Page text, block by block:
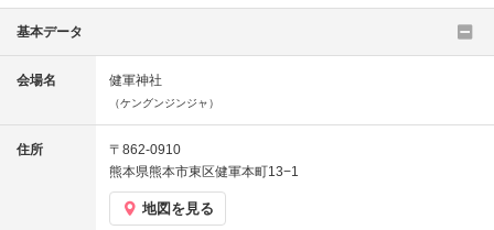
基本データ
会場名 健軍神社
（ケングンジンジャ）
住所
〒862-0910
熊本県熊本市東区健軍本町13−1
地図を見る